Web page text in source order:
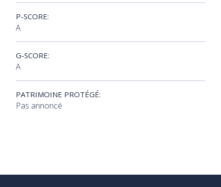
P-SCORE:
A
G-SCORE:
A
PATRIMOINE PROTÉGÉ:
Pas annoncé